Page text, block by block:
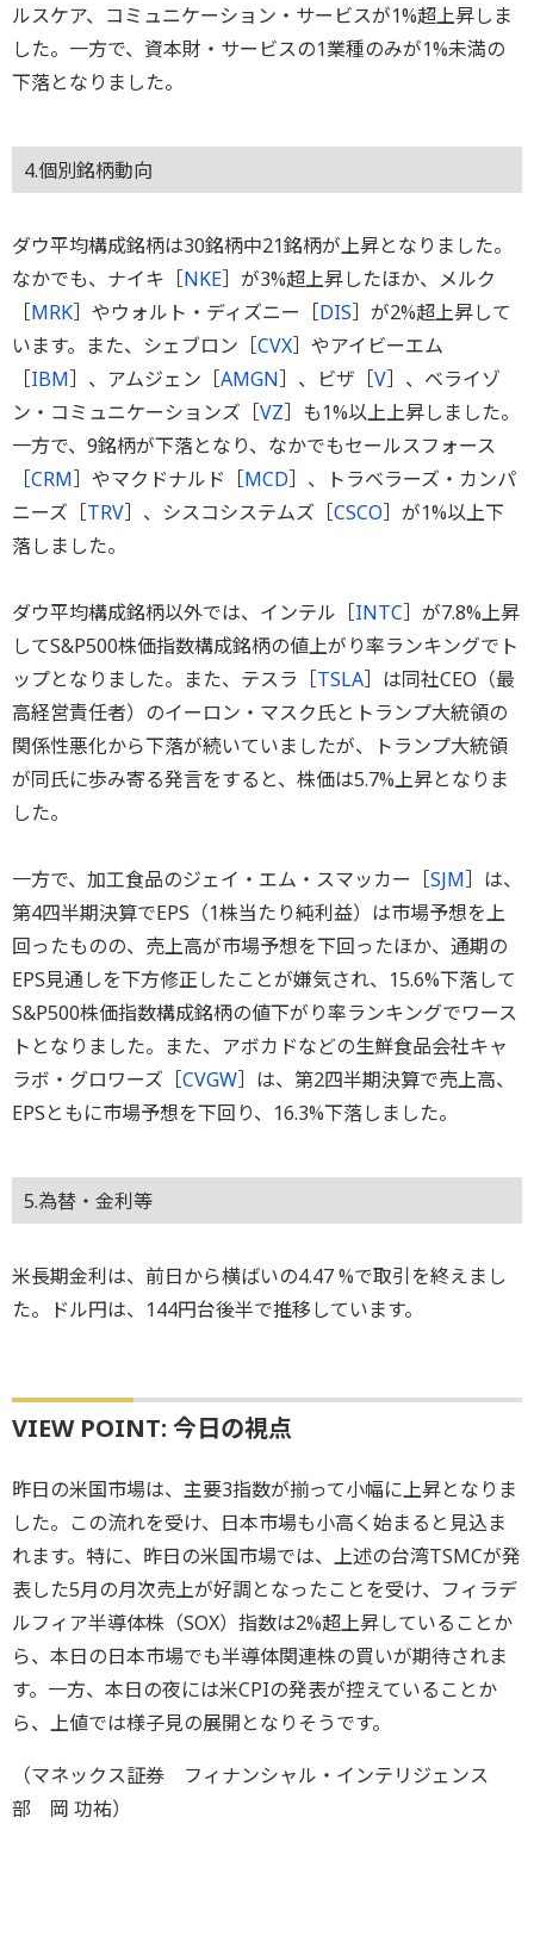
ルスケア、コミュニケーション・サービスが1%超上昇しま
した。一方で、資本財・サービスの1業種のみが1%未満の
下落となりました。
4.個別銘柄動向
ダウ平均構成銘柄は30銘柄中21銘柄が上昇となりました。
なかでも、ナイキ［NKE］が3%超上昇したほか、メルク
［MRK］やウォルト・ディズニー［DIS］が2%超上昇して
います。また、シェブロン［CVX］やアイビーエム
［IBM］、アムジェン［AMGN］、ビザ［V］、ベライゾ
ン・コミュニケーションズ［VZ］も1%以上上昇しました。
一方で、9銘柄が下落となり、なかでもセールスフォース
［CRM］やマクドナルド［MCD］、トラベラーズ・カンパ
ニーズ［TRV］、シスコシステムズ［CSCO］が1%以上下
落しました。
ダウ平均構成銘柄以外では、インテル［INTC］が7.8%上昇
してS&P500株価指数構成銘柄の値上がり率ランキングでト
ップとなりました。また、テスラ［TSLA］は同社CEO（最
高経営責任者）のイーロン・マスク氏とトランプ大統領の
関係性悪化から下落が続いていましたが、トランプ大統領
が同氏に歩み寄る発言をすると、株価は5.7%上昇となりま
した。
一方で、加工食品のジェイ・エム・スマッカー［SJM］は、
第4四半期決算でEPS（1株当たり純利益）は市場予想を上
回ったものの、売上高が市場予想を下回ったほか、通期の
EPS見通しを下方修正したことが嫌気され、15.6%下落して
S&P500株価指数構成銘柄の値下がり率ランキングでワース
トとなりました。また、アボカドなどの生鮮食品会社キャ
ラボ・グロワーズ［CVGW］は、第2四半期決算で売上高、
EPSともに市場予想を下回り、16.3%下落しました。
5.為替・金利等
米長期金利は、前日から横ばいの4.47 %で取引を終えまし
た。ドル円は、144円台後半で推移しています。
VIEW POINT: 今日の視点
昨日の米国市場は、主要3指数が揃って小幅に上昇となりま
した。この流れを受け、日本市場も小高く始まると見込ま
れます。特に、昨日の米国市場では、上述の台湾TSMCが発
表した5月の月次売上が好調となったことを受け、フィラデ
ルフィア半導体株（SOX）指数は2%超上昇していることか
ら、本日の日本市場でも半導体関連株の買いが期待されま
す。一方、本日の夜には米CPIの発表が控えていることか
ら、上値では様子見の展開となりそうです。
（マネックス証券 フィナンシャル・インテリジェンス
部 岡 功祐）